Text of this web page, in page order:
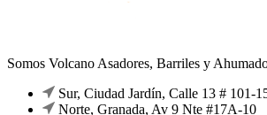
Somos Volcano Asadores, Barriles y
Sur, Ciudad Jardín, Calle 13 # 101-
Norte, Granada, Av 9 Nte #17A-10